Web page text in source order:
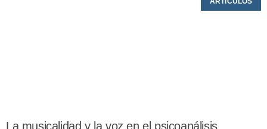
La musicalidad y la voz en el psicoanálisis